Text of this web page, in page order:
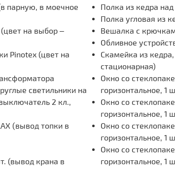
парную, в моечное
на выбор –
Pinotex (цвет на
светильники на
2 кл.,
(вывод топки в
(вывод крана в
Полка из кедра
Полка угловая из
Вешалка с
Обливное
Скамейка из
стационарная)
Окно со
горизонтальное, 1
Окно со
горизонтальное, 1
Окно со
горизонтальное, 1
Окно со
горизонтальное, 1